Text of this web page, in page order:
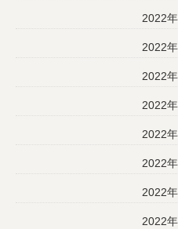
2022
2022
2022
2022
2022
2022
2022
2022